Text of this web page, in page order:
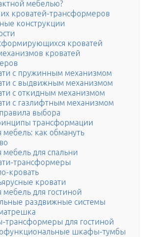
мебелью?
кроватей-трансформеров
конструкции
кроватей
кроватей
с пружинным механизмом
с выдвижным механизмом
с откидным механизмом
с газлифтным механизмом
выбора
трансформации
мебель: как обмануть
мебель для спальни
трансформеры
кровать
кровати
мебель для гостиной
раздвижные системы
трансформеры для гостиной
шкафы-тумбы